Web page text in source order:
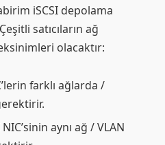
iSCSI depolama
satıcıların ağ
olacaktır:
farklı ağlarda /
aynı ağ / VLAN